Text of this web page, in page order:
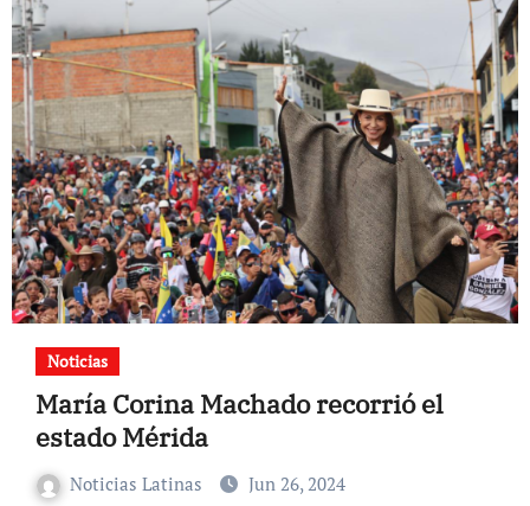
Noticias
María Corina Machado recorrió el
estado Mérida
Noticias Latinas Jun 26, 2024